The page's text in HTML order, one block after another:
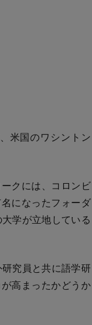
米国のワシントン
クには、コロンビ
になったフォーダ
学が立地している
究員と共に語学研
高まったかどうか